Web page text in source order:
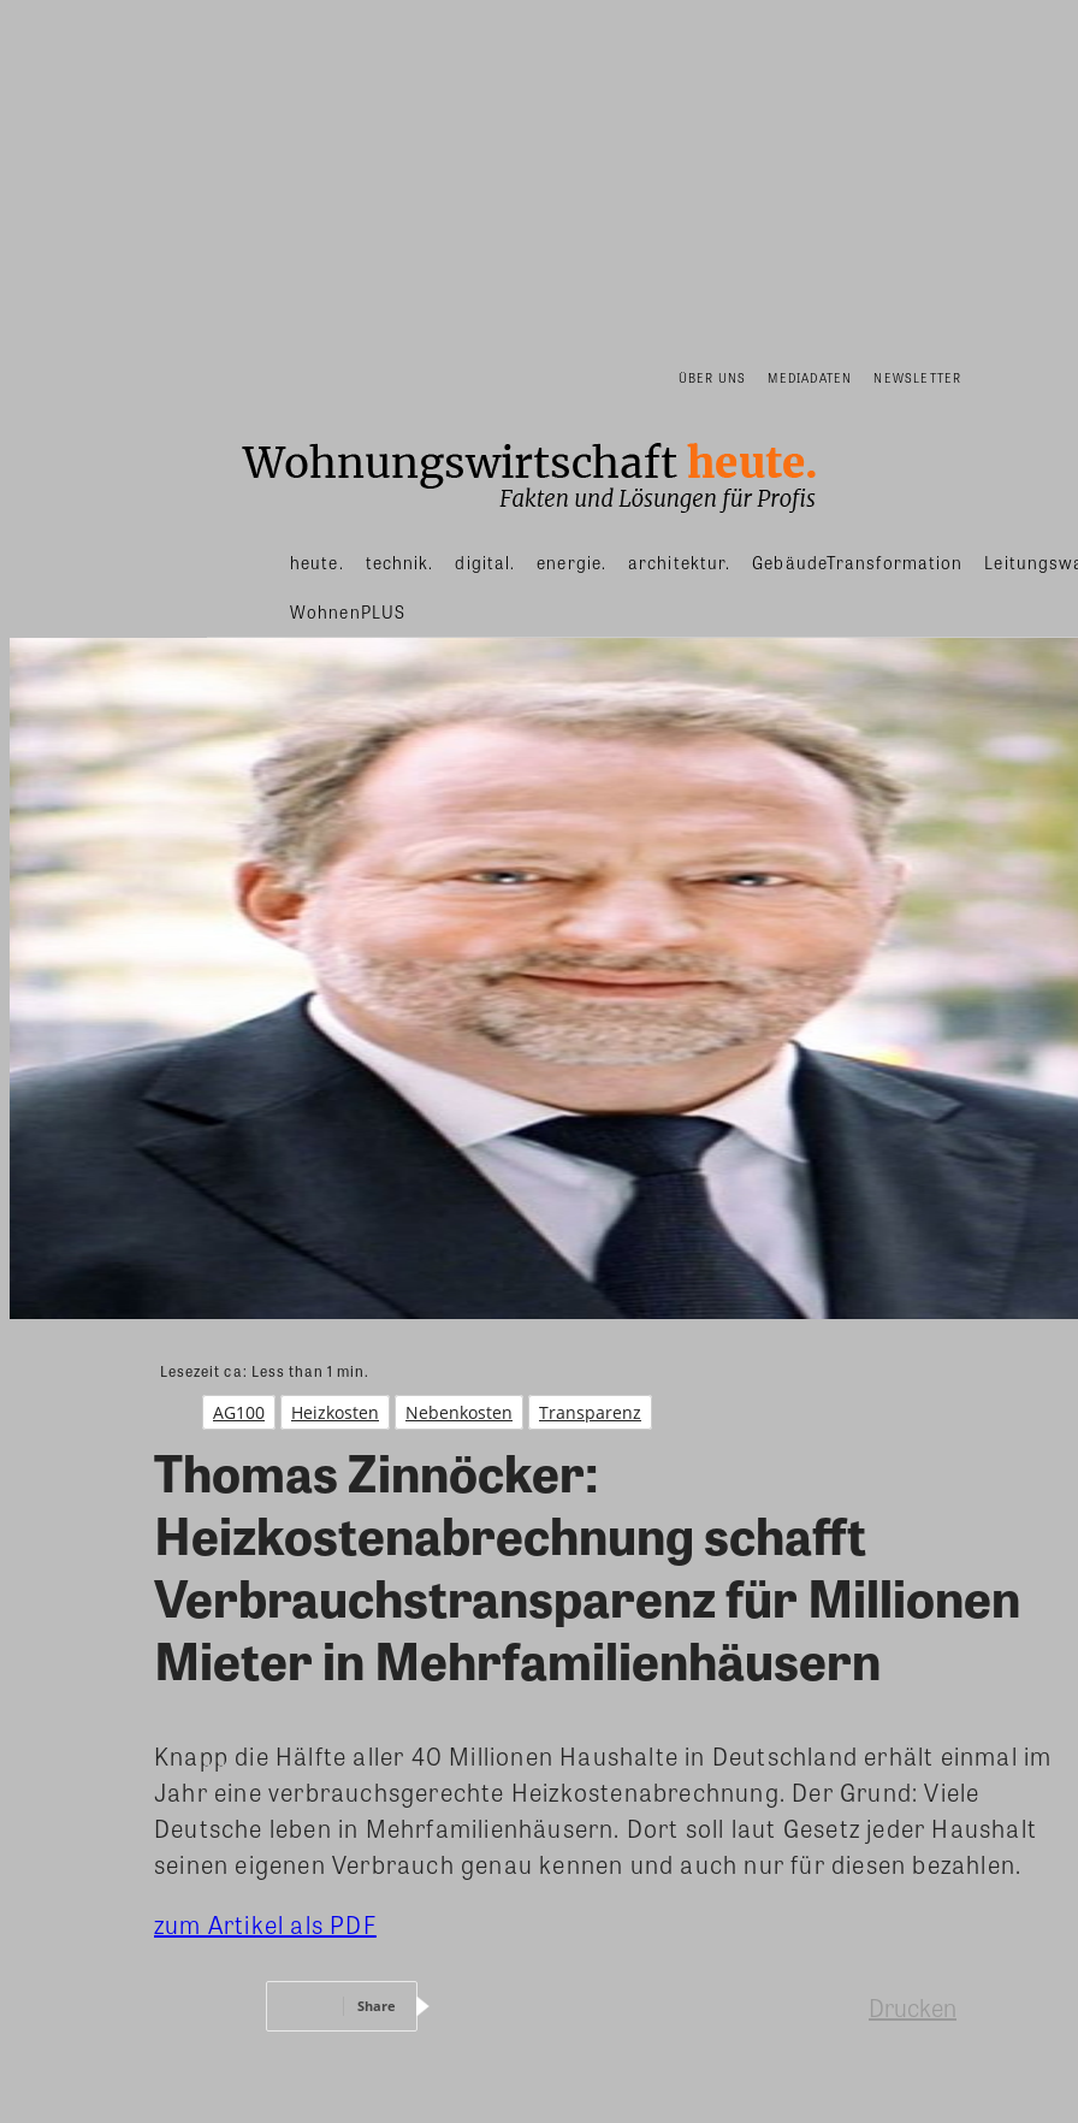
ÜBER UNS MEDIADATEN NEWSLETTER
heute. technik. digital. energie. architektur. GebäudeTransformation
WohnenPLUS
Lesezeit ca: Less than 1 min.
AG100 Heizkosten Nebenkosten Transparenz
Thomas Zinnöcker:
Heizkostenabrechnung schafft
Verbrauchstransparenz für Millionen
Mieter in Mehrfamilienhäusern
Knapp die Hälfte aller 40 Millionen Haushalte in Deutschland erhält einmal im
Jahr eine verbrauchsgerechte Heizkostenabrechnung. Der Grund: Viele
Deutsche leben in Mehrfamilienhäusern. Dort soll laut Gesetz jeder Haushalt
seinen eigenen Verbrauch genau kennen und auch nur für diesen bezahlen.
zum Artikel als PDF
Share Drucken